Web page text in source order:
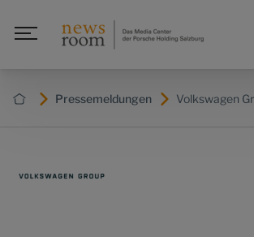
Pressemeldungen Volkswagen